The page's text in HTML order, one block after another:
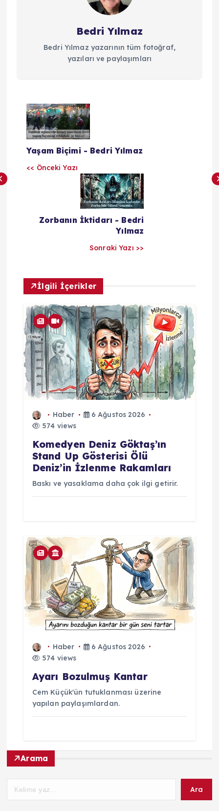
Bedri Yılmaz
Bedri Yılmaz yazarının tüm fotoğraf,
yazıları ve paylaşımları
Y
a
z
m
Yaşam Biçimi - Bedri Yılmaz
<< Önceki Yazı
Zorbanın İktidarı - Bedri
Yılmaz
Sonraki Yazı >>
İlgili İçerikler
Haber
6 Ağustos 2026
574 views
Komedyen Deniz Göktaş’ın
Stand Up Gösterisi Ölü
Deniz’in İzlenme Rakamları
Baskı ve yasaklama daha çok ilgi getirir.
Haber
6 Ağustos 2026
574 views
Ayarı Bozulmuş Kantar
Cem Küçük'ün tutuklanması üzerine
yapılan paylaşımlardan.
Arama
Ara